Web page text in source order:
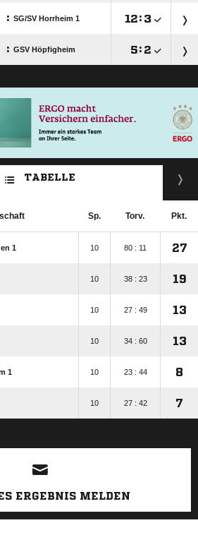
: SG/​SV Horrheim 1 : 
: GSV Höpfigheim : 
TABELLE
Sp. Torv. Pkt.
1 10 80 : 11 27
10 38 : 23 19
10 27 : 49 13
10 34 : 60 13
1 10 23 : 44 8
10 27 : 42 7
ANZEIGE
ERGEBNIS MELDEN